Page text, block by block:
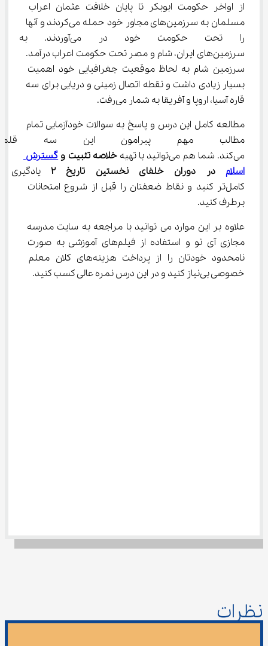
از اواخر حکومت ابوبکر تا پایان خلافت عثمان اعراب
مسلمان به سرزمین‌های مجاور خود حمله می‌کردند و آنها
را تحت حکومت خود در
سرزمین‌های ایران، شام و مصر تحت حکومت اعراب درآمد.
سرزمین شام به لحاظ موقعیت جغرافیایی خود اهمیت
بسیار زیادی داشت و نقطه اتصال زمینی و دریایی برای سه
قاره آسیا، اروپا و آفریقا به شمار می‌رفت.
مطالعه کامل این درس و پاسخ به سوالات خودآزمایی تمام
مطالب مهم پیرامون این سه
می‌کند. شما هم می‌توانید با تهیه
خلاصه تثبیت و گسترش
اسلام در دوران خلفای نخستین تاریخ ۲
کامل‌تر کنید و نقاط ضعفتان را قبل از شروع امتحانات
برطرف کنید.
علاوه بر این موارد می توانید با مراجعه به سایت مدرسه
مجازی آی نو و استفاده از فیلم‌های آموزشی به صورت
نامحدود خودتان را از پرداخت هزینه‌های کلان معلم
خصوصی بی‌نیاز کنید و در این درس نمره عالی کسب کنید.
نظرات